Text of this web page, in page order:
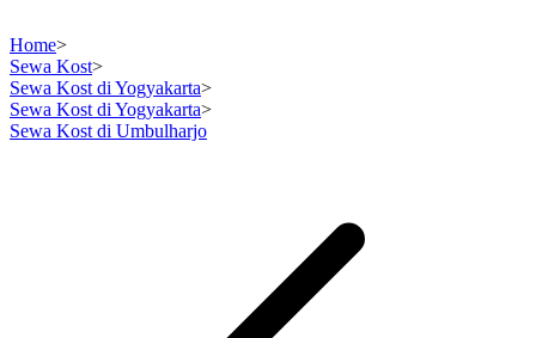
Home>
Sewa Kost>
Sewa Kost di Yogyakarta>
Sewa Kost di Yogyakarta>
Sewa Kost di Umbulharjo